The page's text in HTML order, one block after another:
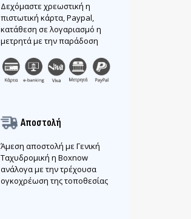
Δεχόμαστε χρεωστική η
πιστωτική κάρτα, Paypal,
κατάθεση σε λογαριασμό η
μετρητά με την παράδοση
Αποστολή
Άμεση αποστολή με Γενική
Ταχυδρομική η Boxnow
ανάλογα με την τρέχουσα
ογκοχρέωση της τοποθεσίας